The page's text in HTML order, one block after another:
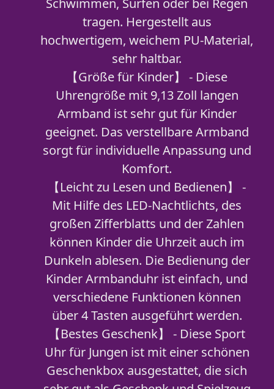
Schwimmen, Surfen oder bei Regen
tragen. Hergestellt aus
hochwertigem, weichem PU-Material,
sehr haltbar.
【Größe für Kinder】 - Diese
Uhrengröße mit 9,13 Zoll langen
Armband ist sehr gut für Kinder
geeignet. Das verstellbare Armband
sorgt für individuelle Anpassung und
Komfort.
【Leicht zu Lesen und Bedienen】 -
Mit Hilfe des LED-Nachtlichts, des
großen Zifferblatts und der Zahlen
können Kinder die Uhrzeit auch im
Dunkeln ablesen. Die Bedienung der
Kinder Armbanduhr ist einfach, und
verschiedene Funktionen können
über 4 Tasten ausgeführt werden.
【Bestes Geschenk】 - Diese Sport
Uhr für Jungen ist mit einer schönen
Geschenkbox ausgestattet, die sich